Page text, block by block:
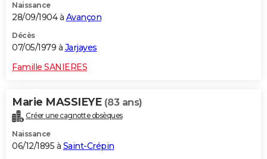
Naissance
28/09/1904 à Avançon
Décès
07/05/1979 à Jarjayes
Famille SANIERES
Marie MASSIEYE (83 ans)
Créer une cagnotte obsèques
Naissance
06/12/1895 à Saint-Crépin